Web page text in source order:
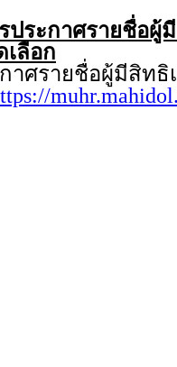
ประกาศรายชื่อผู้
ลือก
ายชื่อผู้มีสิทธิเข้